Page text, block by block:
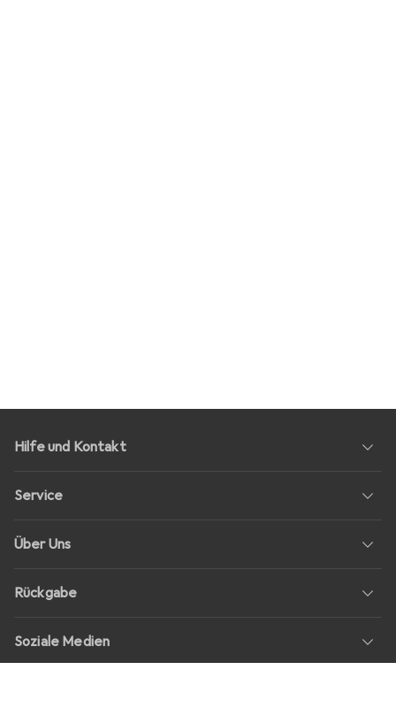
Hilfe und Kontakt
Service
Über Uns
Rückgabe
Soziale Medien